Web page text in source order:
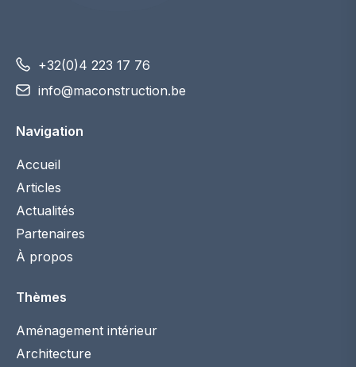
+32(0)4 223 17 76
info@maconstruction.be
Navigation
Accueil
Articles
Actualités
Partenaires
À propos
Thèmes
Aménagement intérieur
Architecture